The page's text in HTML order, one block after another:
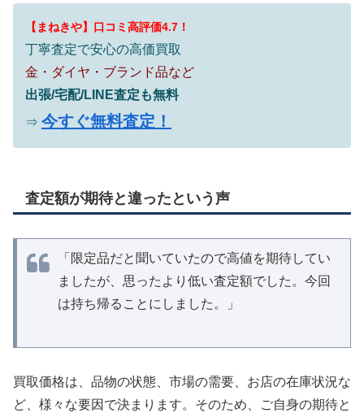
【まねきや】口コミ高評価4.7！
丁寧査定で安心の高価買取
金・ダイヤ・ブランド品など
出張/宅配/LINE査定も無料
⇒ 今すぐ無料査定！
査定額が期待と違ったという声
「限定品だと聞いていたので高値を期待してい
ましたが、思ったより低い査定額でした。今回
は持ち帰ることにしました。」
買取価格は、品物の状態、市場の需要、お店の在庫状況な
ど、様々な要因で決まります。そのため、ご自身の期待と